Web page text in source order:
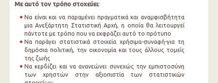
Με αυτό τον τρόπο στοχεύει:
Να είναι και να παραμένει πραγματικά και αναμφισβήτητα
μια Ανεξάρτητη Στατιστική Αρχή, η οποία θα λειτουργεί
πάντοτε με τρόπο που να εκφράζει αυτό το πρότυπο
Να παράγει στατιστικά στοιχεία χρήσιμα-συναφή-για τη
δημόσια πολιτική, την οικονομία και τους άλλους τομείς
της ζωής
Να κερδίζει και να ανανεώνει συνεχώς την εμπιστοσύνη
των χρηστών στην αξιοπιστία των στατιστικών